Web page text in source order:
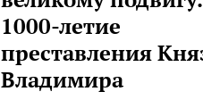
1000-летие
преставления
Владимира